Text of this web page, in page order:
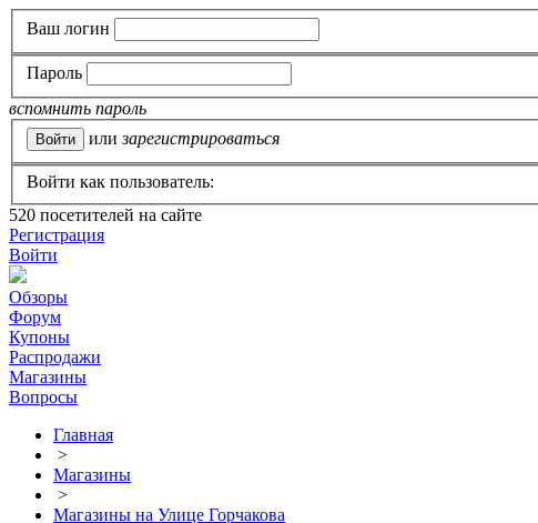
Ваш логин
Пароль
вспомнить пароль
или зарегистрироваться
Войти как пользователь:
520 посетителей на сайте
Регистрация
Войти
Обзоры
Форум
Купоны
Распродажи
Магазины
Вопросы
Главная
>
Магазины
>
Магазины на Улице Горчакова